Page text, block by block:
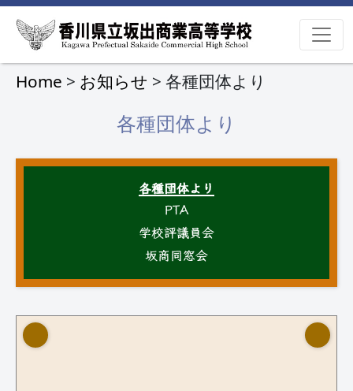
Home > お知らせ > 各種団体より
各種団体より
各種団体より
PTA
学校評議員会
坂商同窓会